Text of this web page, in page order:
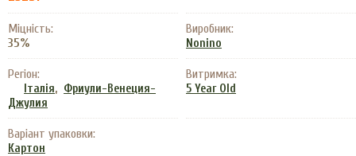
Міцність:
35%
Виробник:
Nonino
Регіон:
Італія, Фриули-Венеция-
Джулия
Витримка:
5 Year Old
Варіант упаковки:
Картон